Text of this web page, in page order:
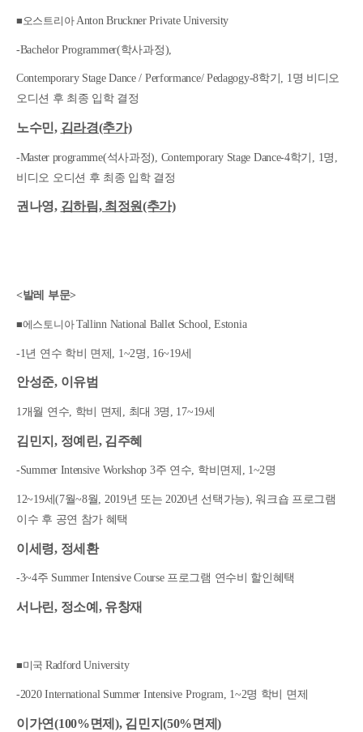
■오스트리아Anton Bruckner Private University
-Bachelor Programmer(학사과정),
Contemporary Stage Dance / Performance/ Pedagogy-8학기 , 1명 비디오
오디션 후 최종 입학 결정
노수민, 김라경(추가)
-Master programme(석사과정), Contemporary Stage Dance-4학기 , 1 명
비디오 오디션 후 최종 입학 결정
권나영, 김하림, 최정원(추가)
<발레 부문>
■에스토니아Tallinn National Ballet School, Estonia
-1년 연수 학비 면제 , 1~2명 , 16~19세
안성준, 이유범
1개월 연수, 학비 면제 , 최대 3명 , 17~19세
김민지, 정예린, 김주혜
-Summer Intensive Workshop 3주 연수, 학비면제 , 1~2명
12~19세(7월~8월, 2019년 또는2020년 선택가능),워크숍 프로그램
이수 후 공연 참가 혜택
이세령, 정세환
-3~4주 Summer Intensive Course 프로그램 연수비 할인혜택
서나린, 정소예 , 유창재
■미국 Radford University
-2020 International Summer Intensive Program, 1~2명 학비 면제
이가연(100%면제), 김민지(50%면제)